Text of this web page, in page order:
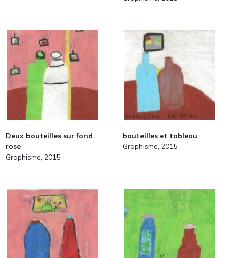
Deux bouteilles sur fond
rose
Graphisme, 2015
bouteilles et tableau
Graphisme, 2015